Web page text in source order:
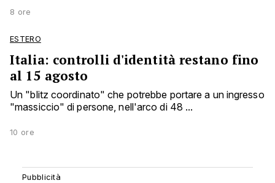
8 ore
ESTERO
Italia: controlli d'identità restano fino
al 15 agosto
Un "blitz coordinato" che potrebbe portare a un ingresso
"massiccio" di persone, nell'arco di 48 ...
10 ore